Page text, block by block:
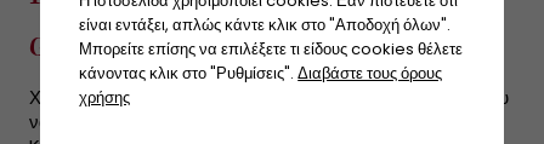
Giant Easter Egg cutter
Χρησιμοποιείτα για να κόψουμε ζαχαρόπαστα προκειμένου
να καλύψουμε και να διακοσμήσουμε σοκολατένια αυγα.
είναι εντάξει, απλώς κάντε κλικ στο "Αποδοχή όλων".
Μπορείτε επίσης να επιλέξετε τι είδους cookies θέλετε
κάνοντας κλικ στο "Ρυθμίσεις".Διαβάστε τους όρους
χρήσης